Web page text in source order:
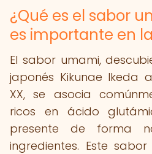
¿Qué es el sabor
es importante en
El sabor umami,
japonés Kikunae Ikeda
XX, se asocia
ricos en ácido
presente de forma
ingredientes. Este